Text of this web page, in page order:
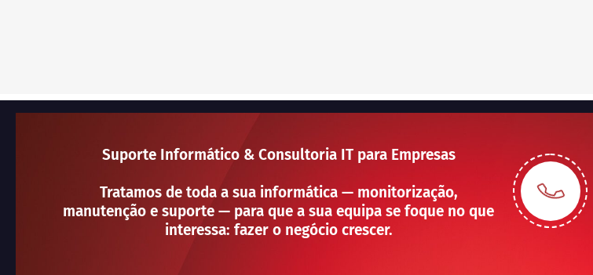
Suporte Informático & Consultoria IT para Empresas
Tratamos de toda a sua informática — monitorização,
manutenção e suporte — para que a sua equipa se foque no que
interessa: fazer o negócio crescer.